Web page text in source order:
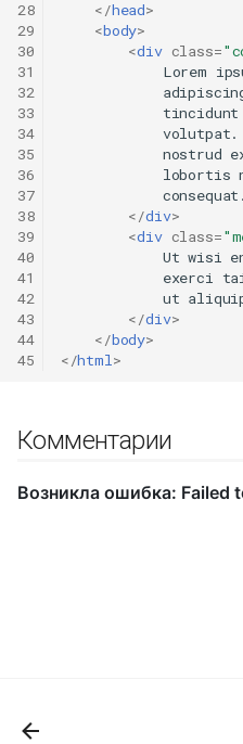
28
29
30
31
32
33
34
35
36
37
38
39
40
41
42
43
44
45
</head>
<body>
<div class=
Lorem
nostrud
lobortis
</div>
<div class=
Ut wisi
exerci
ut
</div>
</body>
</html >
Комментарии